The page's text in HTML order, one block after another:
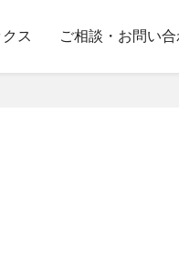
クス ご相談・お問い